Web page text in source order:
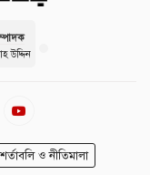
উদ্দিন
শর্তাবলি ও নীতিমালা